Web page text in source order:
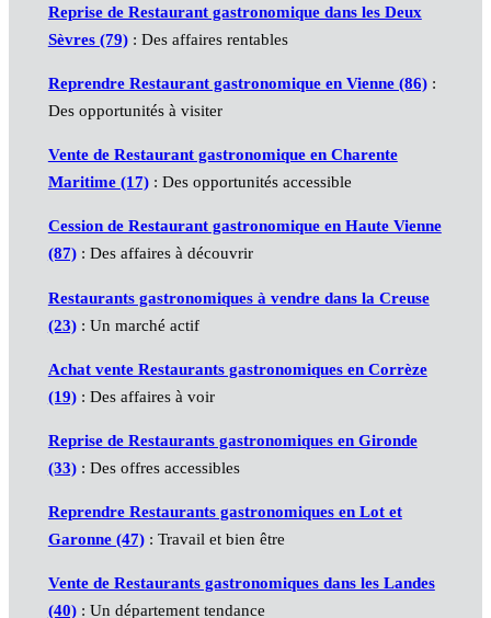
Reprise de Restaurant gastronomique dans les Deux
Sèvres (79): Des affaires rentables
Reprendre Restaurant gastronomique en Vienne (86):
Des opportunités à visiter
Vente de Restaurant gastronomique en Charente
Maritime (17): Des opportunités accessible
Cession de Restaurant gastronomique en Haute Vienne
(87): Des affaires à découvrir
Restaurants gastronomiques à vendre dans la Creuse
(23): Un marché actif
Achat vente Restaurants gastronomiques en Corrèze
(19): Des affaires à voir
Reprise de Restaurants gastronomiques en Gironde
(33): Des offres accessibles
Reprendre Restaurants gastronomiques en Lot et
Garonne (47): Travail et bien être
Vente de Restaurants gastronomiques dans les Landes
(40): Un département tendance